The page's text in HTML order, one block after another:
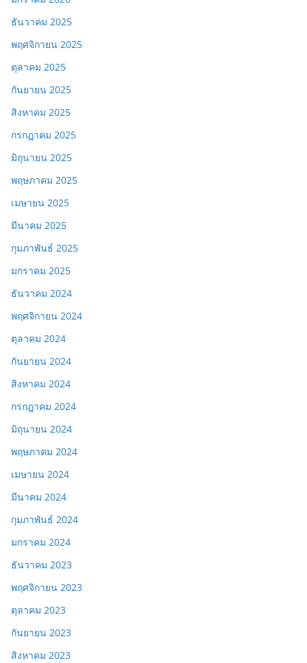
ธันวาคม 2025
พฤศจิกายน 2025
ตุลาคม 2025
กันยายน 2025
สิงหาคม 2025
กรกฎาคม 2025
มิถุนายน 2025
พฤษภาคม 2025
เมษายน 2025
มีนาคม 2025
กุมภาพันธ์ 2025
มกราคม 2025
ธันวาคม 2024
พฤศจิกายน 2024
ตุลาคม 2024
กันยายน 2024
สิงหาคม 2024
กรกฎาคม 2024
มิถุนายน 2024
พฤษภาคม 2024
เมษายน 2024
มีนาคม 2024
กุมภาพันธ์ 2024
มกราคม 2024
ธันวาคม 2023
พฤศจิกายน 2023
ตุลาคม 2023
กันยายน 2023
สิงหาคม 2023